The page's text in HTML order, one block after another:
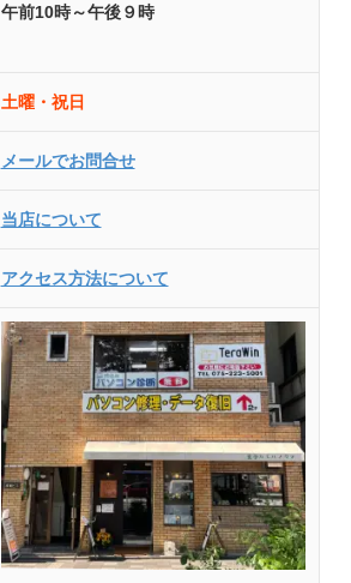
午前10時～午後９時
土曜・祝日
メールでお問合せ
当店について
アクセス方法について